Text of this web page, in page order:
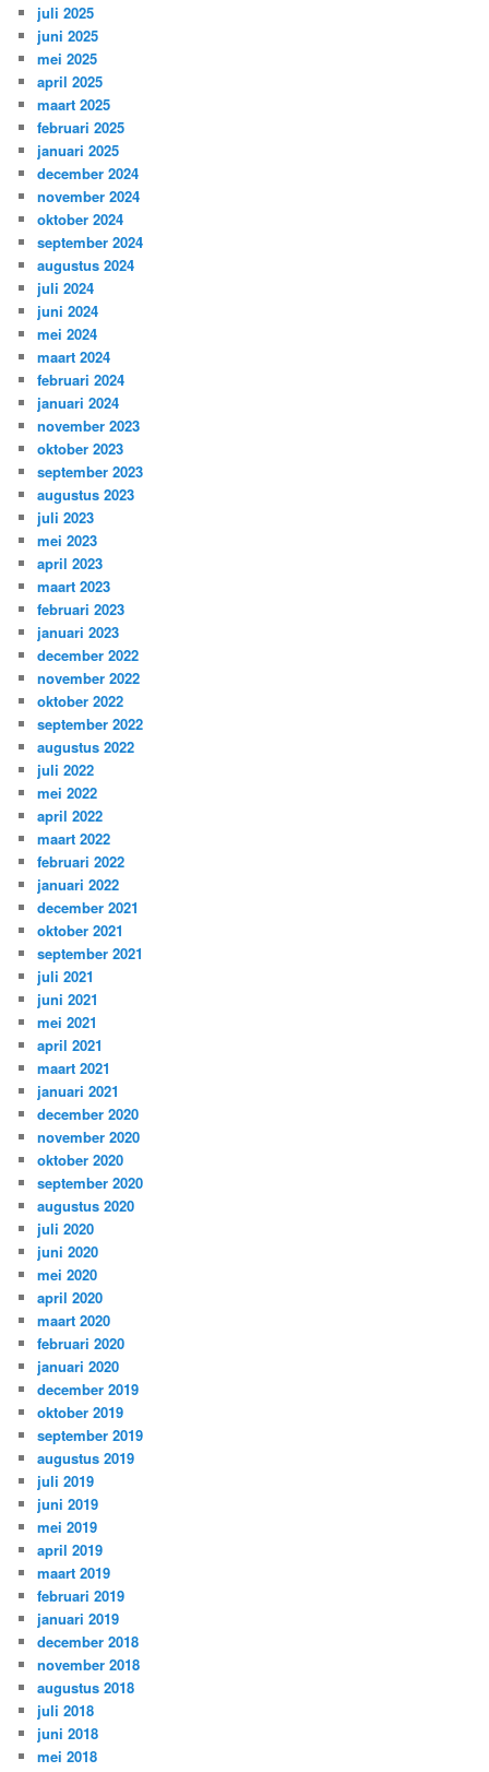
juli 2025
juni 2025
mei 2025
april 2025
maart 2025
februari 2025
januari 2025
december 2024
november 2024
oktober 2024
september 2024
augustus 2024
juli 2024
juni 2024
mei 2024
maart 2024
februari 2024
januari 2024
november 2023
oktober 2023
september 2023
augustus 2023
juli 2023
mei 2023
april 2023
maart 2023
februari 2023
januari 2023
december 2022
november 2022
oktober 2022
september 2022
augustus 2022
juli 2022
mei 2022
april 2022
maart 2022
februari 2022
januari 2022
december 2021
oktober 2021
september 2021
juli 2021
juni 2021
mei 2021
april 2021
maart 2021
januari 2021
december 2020
november 2020
oktober 2020
september 2020
augustus 2020
juli 2020
juni 2020
mei 2020
april 2020
maart 2020
februari 2020
januari 2020
december 2019
oktober 2019
september 2019
augustus 2019
juli 2019
juni 2019
mei 2019
april 2019
maart 2019
februari 2019
januari 2019
december 2018
november 2018
augustus 2018
juli 2018
juni 2018
mei 2018